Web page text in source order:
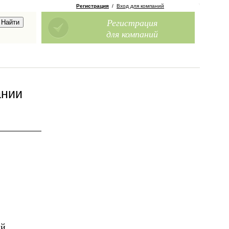
Регистрация / Вход для компаний
Регистрация
для компаний